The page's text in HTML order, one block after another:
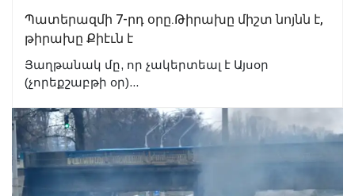
Պատերազմի 7-րդ օրը.Թիրախը միշտ նոյնն է,
թիրախը Քիէւն է
Յաղթանակ մը, որ չակերտեալ է Այսօր
(չորեքշաբթի օր)...